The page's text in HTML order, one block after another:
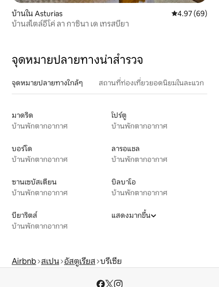
บ้านใน Asturias คะแนนเฉลี่ย
4.97 (69)
บ้านสไตล์อีโค่ ลา กาซินา เด เทรสบียา
จุดหมายปลายทางน่าสำรวจ
จุดหมายปลายทางใกล้ๆ สถานที่ท่องเที่ยวยอดนิยมในละแวก
มาดริด
บ้านพักตากอากาศ
โปร์ตู
บ้านพักตากอากาศ
บอร์โด
บ้านพักตากอากาศ
ลารอแชล
บ้านพักตากอากาศ
ซานเซบัสเตียน
บ้านพักตากอากาศ
บิลบาโอ
บ้านพักตากอากาศ
บียาริตส์
บ้านพักตากอากาศ
แสดงมากขึ้น
Airbnb สเปน อัสตูเรียส บรีเซีย